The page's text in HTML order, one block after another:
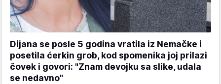
Dijana se posle 5 godina vratila iz Nemačke i
posetila ćerkin grob, kod spomenika joj prilazi
čovek i govori: "Znam devojku sa slike, udala
se nedavno"